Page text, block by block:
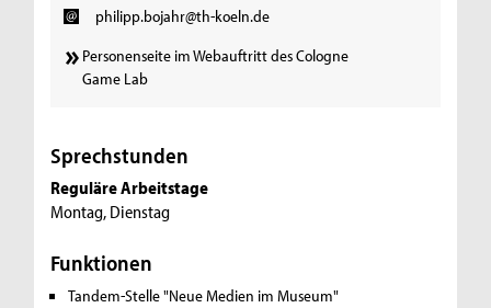
philipp.bojahr@th-koeln.de
Personenseite im Webauftritt des Cologne
Game Lab
Sprechstunden
Reguläre Arbeitstage
Montag, Dienstag
Funktionen
Tandem-Stelle "Neue Medien im Museum"